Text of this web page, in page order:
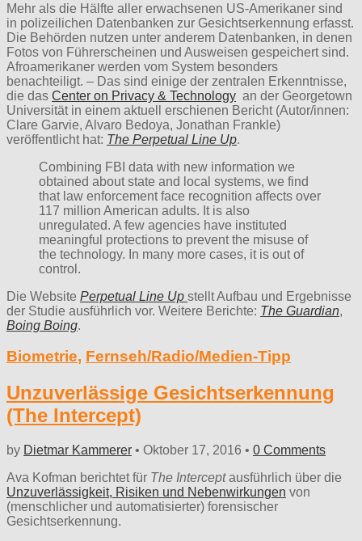
Mehr als die Hälfte aller erwachsenen US-Amerikaner sind
in polizeilichen Datenbanken zur Gesichtserkennung erfasst.
Die Behörden nutzen unter anderem Datenbanken, in denen
Fotos von Führerscheinen und Ausweisen gespeichert sind.
Afroamerikaner werden vom System besonders
benachteiligt. – Das sind einige der zentralen Erkenntnisse,
die das Center on Privacy & Technology an der Georgetown
Universität in einem aktuell erschienen Bericht (Autor/innen:
Clare Garvie, Alvaro Bedoya, Jonathan Frankle)
veröffentlicht hat: The Perpetual Line Up.
Combining FBI data with new information we
obtained about state and local systems, we find
that law enforcement face recognition affects over
117 million American adults. It is also
unregulated. A few agencies have instituted
meaningful protections to prevent the misuse of
the technology. In many more cases, it is out of
control.
Die Website Perpetual Line Up stellt Aufbau und Ergebnisse
der Studie ausführlich vor. Weitere Berichte: The Guardian,
Boing Boing.
Biometrie, Fernseh/Radio/Medien-Tipp
Unzuverlässige Gesichtserkennung
(The Intercept)
by Dietmar Kammerer • Oktober 17, 2016 • 0 Comments
Ava Kofman berichtet für The Interceptausführlich über die
Unzuverlässigkeit, Risiken und Nebenwirkungen von
(menschlicher und automatisierter) forensischer
Gesichtserkennung.